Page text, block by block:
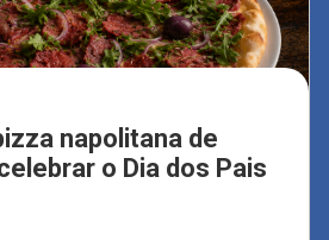
napolitana de
o Dia dos Pais